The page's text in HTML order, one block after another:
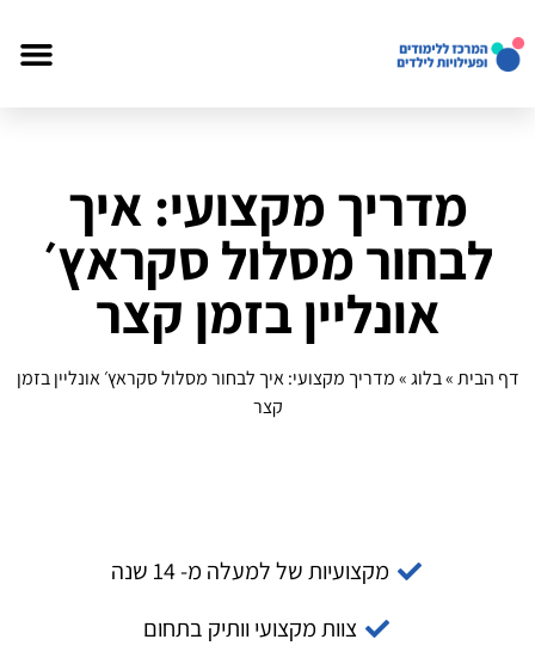
מדריך מקצועי: איך
לבחור מסלול סקראץ׳
אונליין בזמן קצר
דף הבית»בלוג»מדריך מקצועי: איך לבחור מסלול סקראץ׳ אונליין בזמן
קצר
מקצועיות של למעלה מ- 14 שנה
צוות מקצועי וותיק בתחום